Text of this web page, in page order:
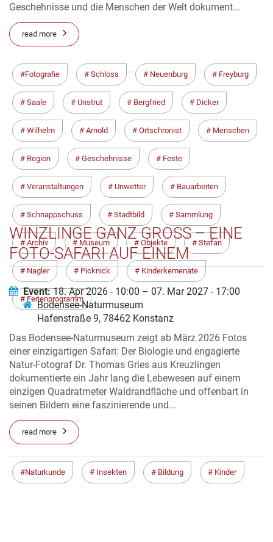
Geschehnisse und die Menschen der Welt dokument...
read more
Fotografie Schloss Neuenburg Freyburg
Saale Unstrut Bergfried Dicker
Wilhelm Arnold Ortschronist Menschen
Region Geschehnisse Feste
Veranstaltungen Unwetter Bauarbeiten
Schnappschuss Stadtbild Sammlung
Archiv Museum Objekte Stefan
Nagler Picknick Kinderkemenate
Ferienprogramm
WINZLINGE GANZ GROSS – EINE F
OTO-SAFARI AUF EINEM Q
UADRATMETER KONSTANZ
Event:18. Apr 2026 - 10:00 – 07. Mar 2027 - 17:00
Bodensee-Naturmuseum
Hafenstraße 9, 78462 Konstanz
Das Bodensee-Naturmuseum zeigt ab März 2026 Fotos
einer einzigartigen Safari: Der Biologie und engagierte
Natur-Fotograf Dr. Thomas Gries aus Kreuzlingen
dokumentierte ein Jahr lang die Lebewesen auf einem
einzigen Quadratmeter Waldrandfläche und offenbart in
seinen Bildern eine faszinierende und...
read more
Naturkunde Insekten Bildung Kinder